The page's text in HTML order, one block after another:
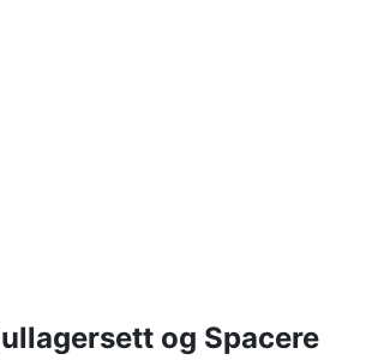
og Spacere